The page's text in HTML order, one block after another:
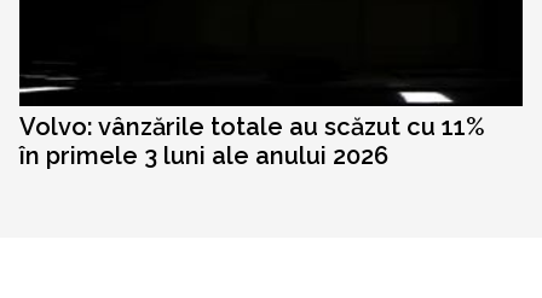
Volvo: vânzările totale au scăzut cu 11%
în primele 3 luni ale anului 2026